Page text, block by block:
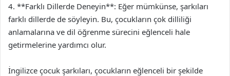
4. **Farklı Dillerde Deneyin**: Eğer mümkünse, şarkıları
farklı dillerde de söyleyin. Bu, çocukların çok dilliliği
anlamalarına ve dil öğrenme sürecini eğlenceli hale
getirmelerine yardımcı olur.
İngilizce çocuk şarkıları, çocukların eğlenceli bir şekilde